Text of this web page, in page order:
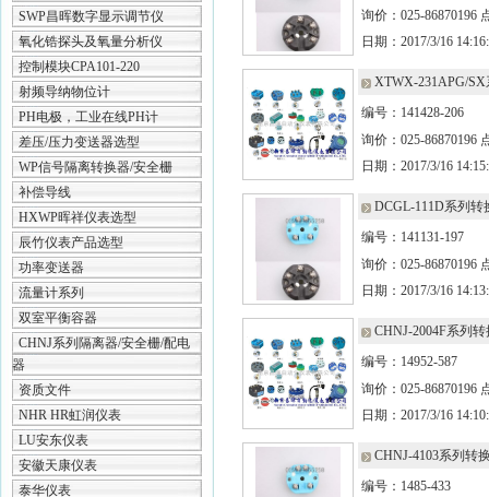
SWP昌晖数字显示调节仪
氧化锆探头及氧量分析仪
控制模块CPA101-220
射频导纳物位计
PH电极，工业在线PH计
差压/压力变送器选型
WP信号隔离转换器/安全栅
补偿导线
HXWP晖祥仪表选型
辰竹仪表产品选型
功率变送器
流量计系列
双室平衡容器
CHNJ系列隔离器/安全栅/配电
器
资质文件
NHR HR虹润仪表
LU安东仪表
安徽天康仪表
泰华仪表
询价：025-86870196
日期：2017/3/16
XTWX-231APG/
编号：141428-206
询价：025-86870196
日期：2017/3/16
DCGL-111D系列转
编号：141131-197
询价：025-86870196
日期：2017/3/16
CHNJ-2004F系列
编号：14952-587
询价：025-86870196
日期：2017/3/16
CHNJ-4103系列转
编号：1485-433